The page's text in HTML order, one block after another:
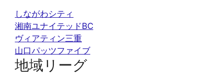
しながわシティ
湘南ユナイテッドBC
ヴィアティン三重
山口パッツファイブ
地域リーグ